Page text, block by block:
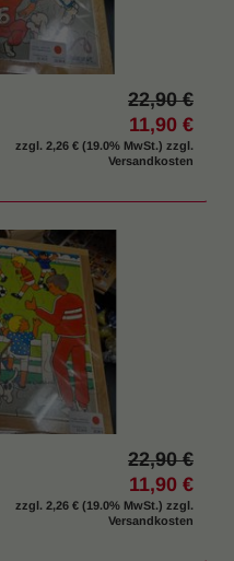
22,90 €
11,90 €
zzgl. 2,26 € (19.0% MwSt.) zzgl.
Versandkosten
22,90 €
11,90 €
zzgl. 2,26 € (19.0% MwSt.) zzgl.
Versandkosten